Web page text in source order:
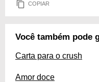
COPIAR
Você também pode
Carta para o crush
Amor doce